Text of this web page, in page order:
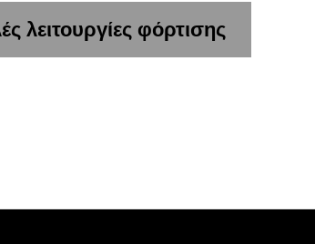
λειτουργίες φόρτισης